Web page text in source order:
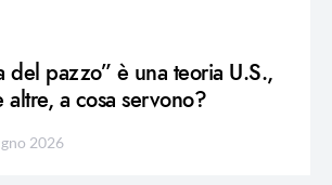
del pazzo” è una teoria U.S.,
altre, a cosa servono?
2026